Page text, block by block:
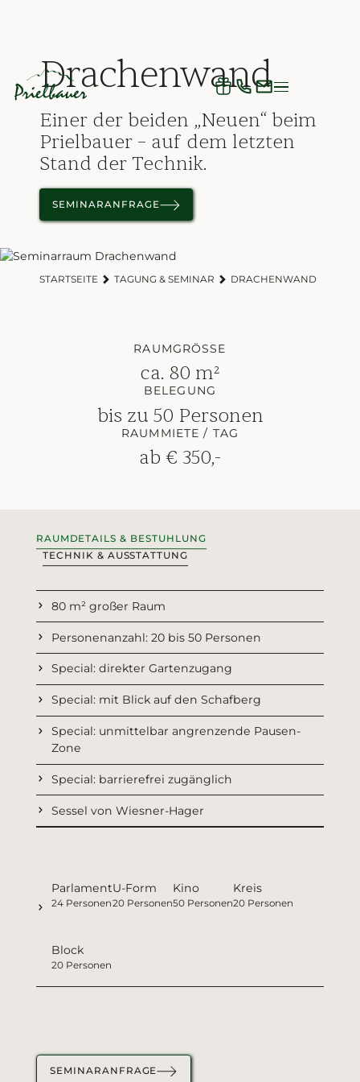
Drachenwand
Einer der beiden „Neuen“ beim
Prielbauer – auf dem letzten
Stand der Technik.
SEMINARANFRAGE
STARTSEITE TAGUNG & SEMINAR DRACHENWAND
RAUMGRÖSSE
ca. 80 m²
BELEGUNG
bis zu 50 Personen
RAUMMIETE / TAG
ab € 350,-
RAUMDETAILS & BESTUHLUNG
TECHNIK & AUSSTATTUNG
80 m² großer Raum
Personenanzahl: 20 bis 50 Personen
Special: direkter Gartenzugang
Special: mit Blick auf den Schafberg
Special: unmittelbar angrenzende Pausen-
Zone
Special: barrierefrei zugänglich
Sessel von Wiesner-Hager
Parlament
24 Personen
U-Form
20 Personen
Kino
50 Personen
Kreis
20 Personen
Block
20 Personen
SEMINARANFRAGE